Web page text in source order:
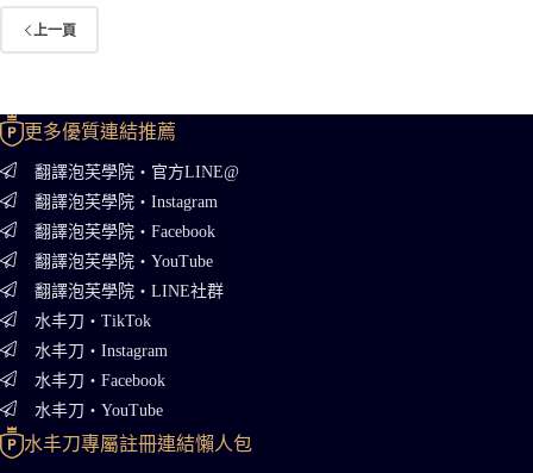
價
上一頁
更多優質連結推薦
翻譯泡芙學院・官方LINE@
翻譯泡芙學院・Instagram
翻譯泡芙學院・Facebook
翻譯泡芙學院・YouTube
翻譯泡芙學院・LINE社群
水丰刀・TikTok
水丰刀・Instagram
水丰刀・Facebook
水丰刀・YouTube
水丰刀專屬註冊連結懶人包